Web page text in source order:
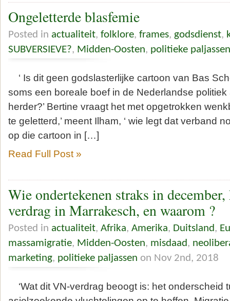
Ongeletterde blasfemie
Posted in actualiteit, folklore, frames, godsdienst,
SUBVERSIEVE?, Midden-Oosten, politieke paljassen
‘ Is dit geen godslasterlijke cartoon van Bas
soms een boreale boef in de Nederlandse
herder?’ Bertine vraagt het met opgetrokken
te geletterd,’ meent Ilham, ‘ wie legt dat verband
op die cartoon in […]
Read Full Post »
Wie ondertekenen straks in
verdrag in Marrakesch, en waarom ?
Posted in actualiteit, Afrika, Amerika, Duitsland,
massamigratie, Midden-Oosten, misdaad,
marketing, politieke paljassen on Nov 2nd, 2018
‘Wat dit VN-verdrag beoogt is: het onderscheid